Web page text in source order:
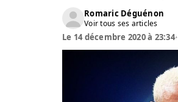
Romaric Déguénon
Voir tous ses articles
Le 14 décembre 2020 à 23:34•